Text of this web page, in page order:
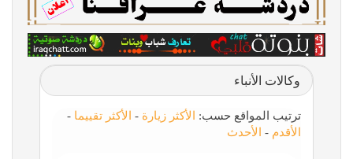
وكالات الأنباء
ترتيب المواقع حسب: الأكثر زيارة - الأكثر تقييما -
الأقدم - الأحدث